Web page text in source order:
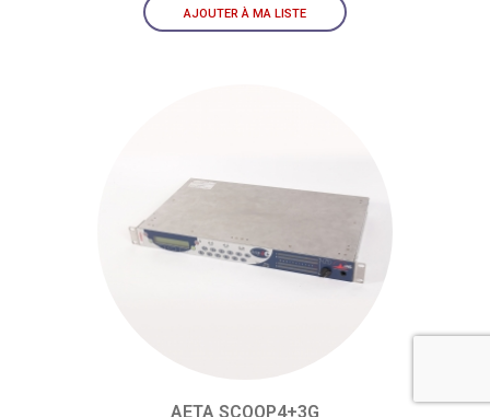
AJOUTER À MA LISTE
AETA SCOOP4+3G